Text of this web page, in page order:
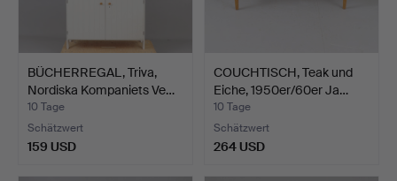
BÜCHERREGAL, Triva,
Nordiska Kompaniets Ve…
10 Tage
Schätzwert
159 USD
COUCHTISCH, Teak und
Eiche, 1950er/60er Ja…
10 Tage
Schätzwert
264 USD